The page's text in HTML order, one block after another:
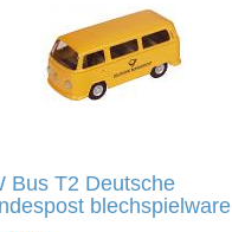
Bus T2 Deutsche
blechspielware